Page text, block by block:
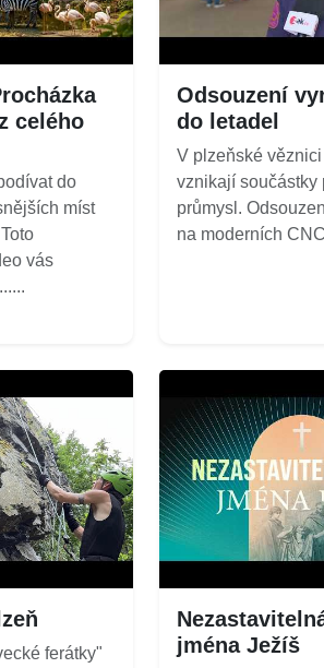
celého
do
míst
vás
Odsouzení
do letadel
V plzeňské
vznikají součástky
průmysl.
na moderních
ferátky"
jména Ježíš